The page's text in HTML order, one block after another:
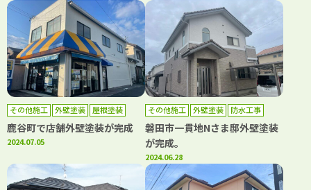
その他施工 外壁塗装 屋根塗装
鹿谷町で店舗外壁塗装が完成
2024.07.05
その他施工 外壁塗装 防水工事
磐田市一貫地Nさま邸外壁塗装
が完成。
2024.06.28